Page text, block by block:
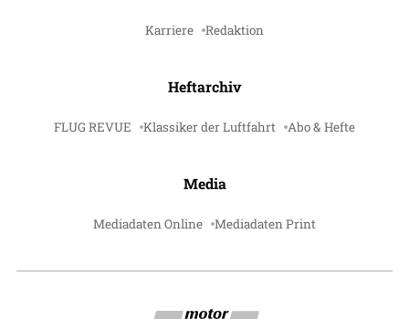
Karriere Redaktion
Heftarchiv
FLUG REVUE Klassiker der Luftfahrt Abo & Hefte
Media
Mediadaten Online Mediadaten Print